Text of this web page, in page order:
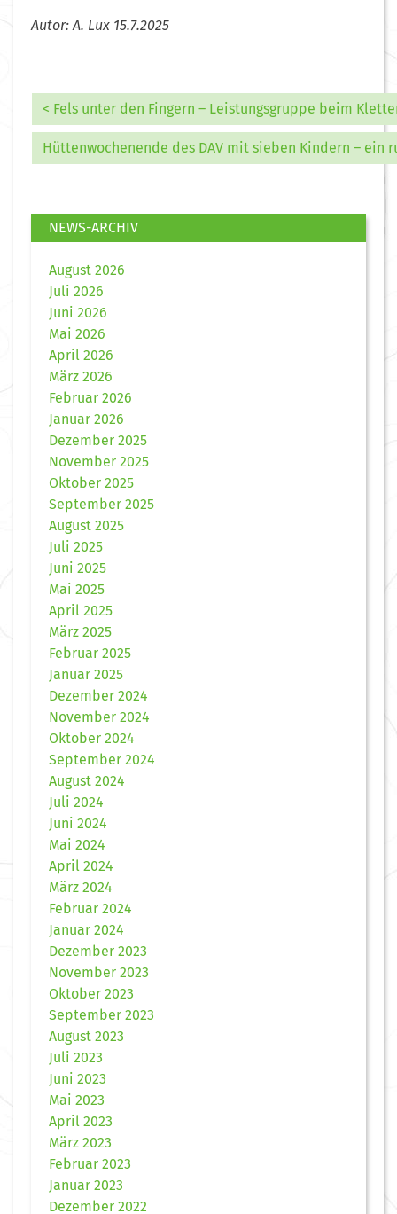
Autor: A. Lux 15.7.2025
< Fels unter den Fingern – Leistungsgruppe beim
Hüttenwochenende des DAV mit sieben Kindern – ein
NEWS-ARCHIV
August 2026
Juli 2026
Juni 2026
Mai 2026
April 2026
März 2026
Februar 2026
Januar 2026
Dezember 2025
November 2025
Oktober 2025
September 2025
August 2025
Juli 2025
Juni 2025
Mai 2025
April 2025
März 2025
Februar 2025
Januar 2025
Dezember 2024
November 2024
Oktober 2024
September 2024
August 2024
Juli 2024
Juni 2024
Mai 2024
April 2024
März 2024
Februar 2024
Januar 2024
Dezember 2023
November 2023
Oktober 2023
September 2023
August 2023
Juli 2023
Juni 2023
Mai 2023
April 2023
März 2023
Februar 2023
Januar 2023
Dezember 2022